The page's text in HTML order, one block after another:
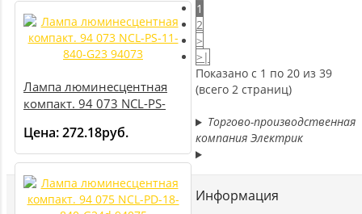
Лампа люминесцентная
компакт. 94 073 NCL-PS-
Цена:272.18руб.
1
2
>
>|
Показано с 1 по 20 из 39
(всего 2 страниц)
Торгово-производственная
компания Электрик
Информация